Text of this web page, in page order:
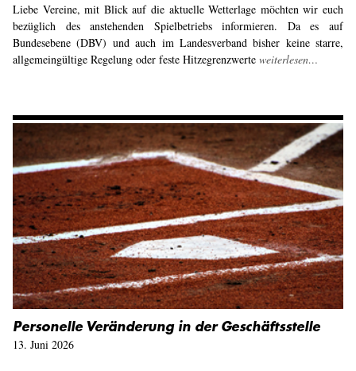
Liebe Vereine, mit Blick auf die aktuelle Wetterlage möchten wir euch
bezüglich des anstehenden Spielbetriebs informieren. Da es auf
Bundesebene (DBV) und auch im Landesverband bisher keine starre,
allgemeingültige Regelung oder feste Hitzegrenzwerte weiterlesen…
Personelle Veränderung in der Geschäftsstelle
13. Juni 2026